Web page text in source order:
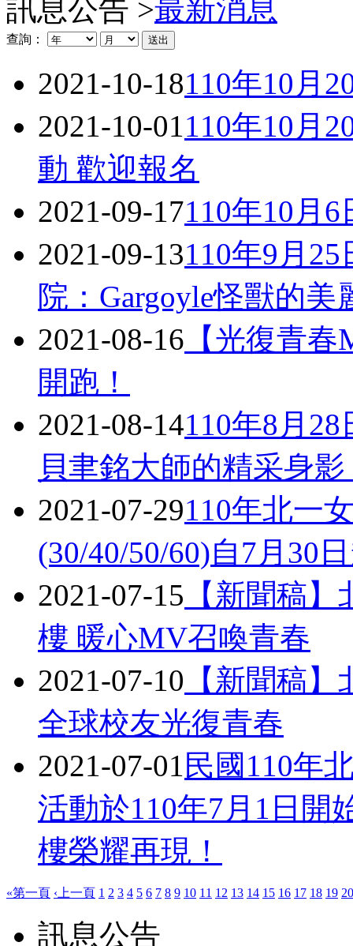
訊息公告 >最新消息
查詢：
2021-10-18110年10月
2021-10-01110年10月
動 歡迎報名
2021-09-17110年10月
2021-09-13110年9月
院：Gargoyle怪獸的
2021-08-16 【光復青
開跑！
2021-08-14110年8月
貝聿銘大師的精采身
2021-07-29110年北一
(30/40/50/60)自7月30
2021-07-15 【新聞稿
樓 暖心MV召喚青春
2021-07-10 【新聞稿
全球校友光復青春
2021-07-01 民國110年
活動於110年7月1日開
樓榮耀再現！
«第一頁 ‹上一頁 1 2 3 4 5 6 7 8 9 10 11 12 13 14 15 16 17 18 19 20
訊息公告